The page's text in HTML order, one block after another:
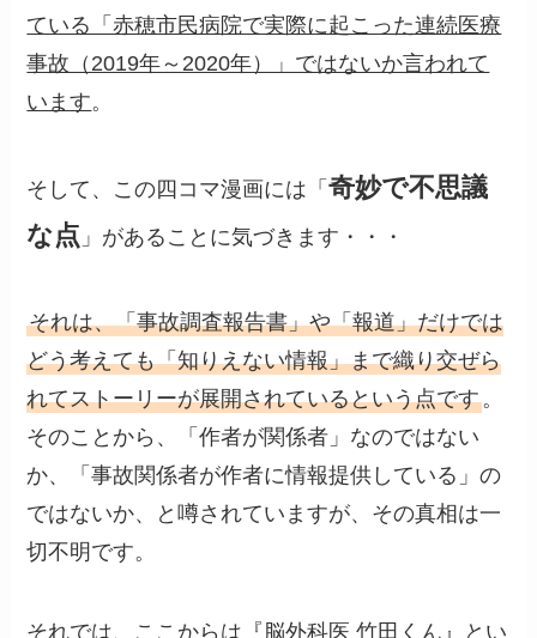
ている「赤穂市民病院で実際に起こった連続医療
事故（2019年～2020年）」ではないか言われて
います。
そして、この四コマ漫画には「奇妙で不思議
な点 」があることに気づきます・・・
それは、「事故調査報告書」や「報道」だけでは
どう考えても「知りえない情報」まで織り交ぜら
れてストーリーが展開されているという点です。
そのことから、「作者が関係者」なのではない
か、「事故関係者が作者に情報提供している」の
ではないか、と噂されていますが、その真相は一
切不明です。
それでは、ここからは『脳外科医 竹田くん』とい